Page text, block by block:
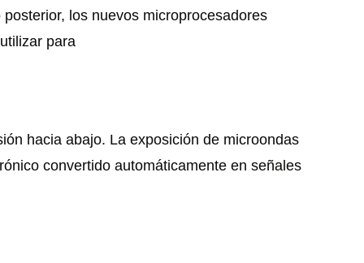
los nuevos microprocesadores
para
hacia abajo. La exposición de microondas
convertido automáticamente en señales